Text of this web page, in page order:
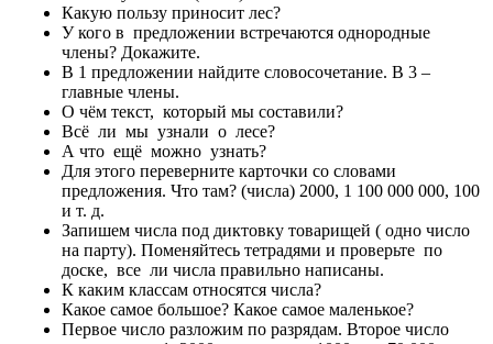
Какую пользу приносит лес?
У кого в предложении встречаются однородные
члены? Докажите.
В 1 предложении найдите словосочетание. В 3 –
главные члены.
О чём текст, который мы составили?
Всё ли мы узнали о лесе?
А что ещё можно узнать?
Для этого переверните карточки со словами
предложения. Что там? (числа) 2000, 1 100 000 000, 100
и т. д.
Запишем числа под диктовку товарищей ( одно число
на парту). Поменяйтесь тетрадями и проверьте по
доске, все ли числа правильно написаны.
К каким классам относятся числа?
Какое самое большое? Какое самое маленькое?
Первое число разложим по разрядам. Второе число